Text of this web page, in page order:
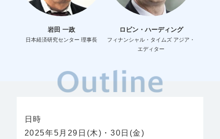
岩田 一政
日本経済研究センター 理事長
ロビン・ハーディング
フィナンシャル・タイムズ アジア・
エディター
日時
2025年5月29日(木)・30日(金)